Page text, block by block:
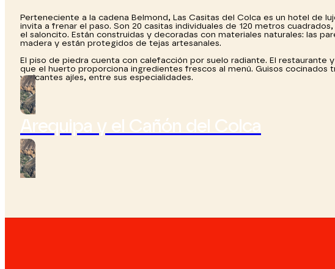
Perteneciente a la cadena Belmond, Las Casitas del Colca es un hotel de
invita a frenar el paso. Son 20 casitas individuales de 120 metros
el saloncito. Están construidas y decoradas con materiales naturales: las
madera y están protegidos de tejas artesanales.
El piso de piedra cuenta con calefacción por suelo radiante. El restaurante
que el huerto proporciona ingredientes frescos al menú. Guisos cocinados
y picantes ajíes, entre sus especialidades.
Arequipa y el Cañón del Colca